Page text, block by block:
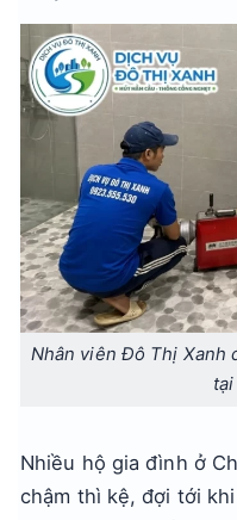
Nhân viên Đô Thị Xanh
Nhiều hộ gia đình ở
chậm thì kệ, đợi tới